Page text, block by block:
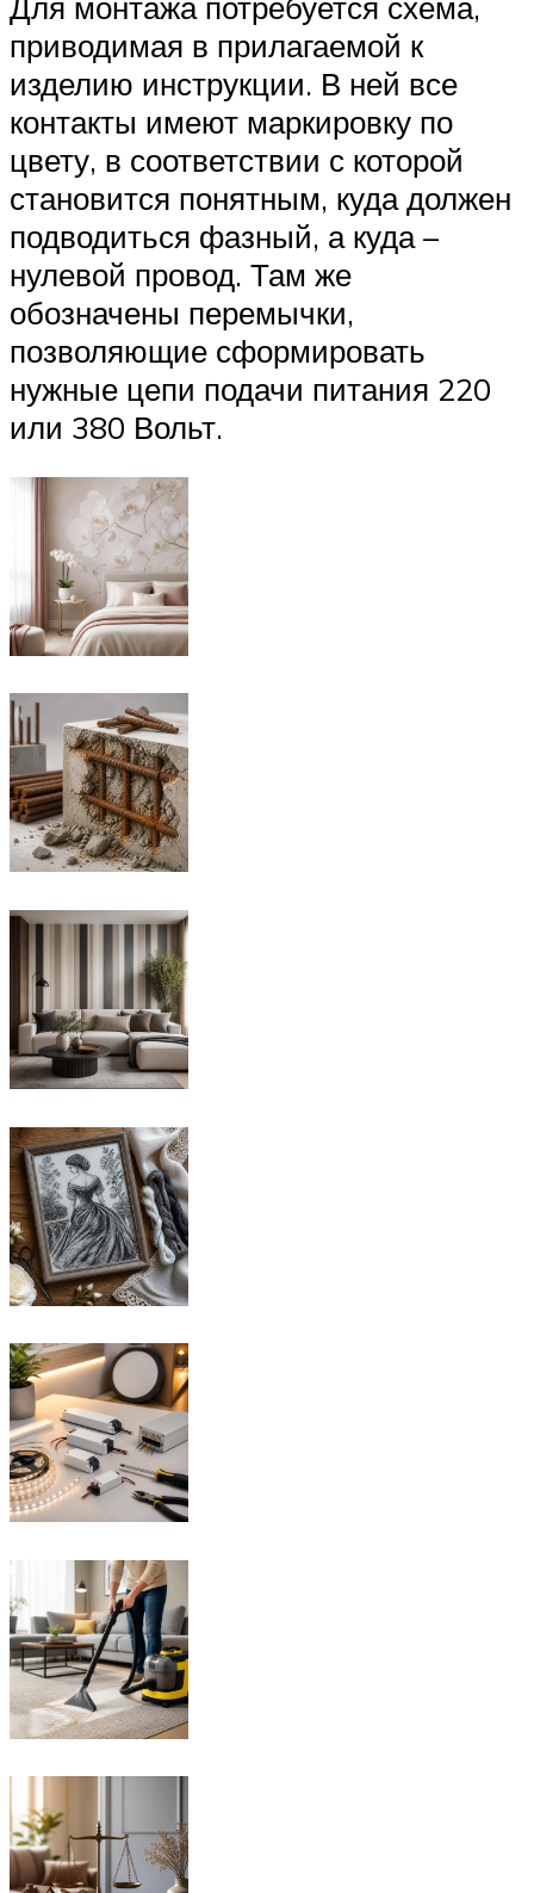
приводимая в прилагаемой к
изделию инструкции. В ней все
контакты имеют маркировку по
цвету, в соответствии с которой
становится понятным, куда должен
подводиться фазный, а куда –
нулевой провод. Там же
обозначены перемычки,
позволяющие сформировать
нужные цепи подачи питания 220
или 380 Вольт.